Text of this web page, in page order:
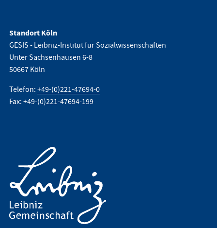
Standort Köln
GESIS - Leibniz-Institut für Sozialwissenschaften
Unter Sachsenhausen 6-8
50667 Köln
Telefon:+49-(0)221-47694-0
Fax: +49-(0)221-47694-199